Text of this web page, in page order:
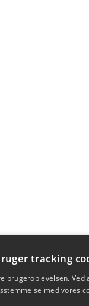
tracking
brugeroplevelsen. Ved
med vores